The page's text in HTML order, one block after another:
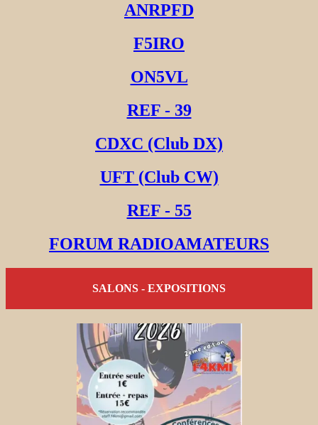
ANRPFD
F5IRO
ON5VL
REF - 39
CDXC (Club DX)
UFT (Club CW)
REF - 55
FORUM RADIOAMATEURS
SALONS - EXPOSITIONS